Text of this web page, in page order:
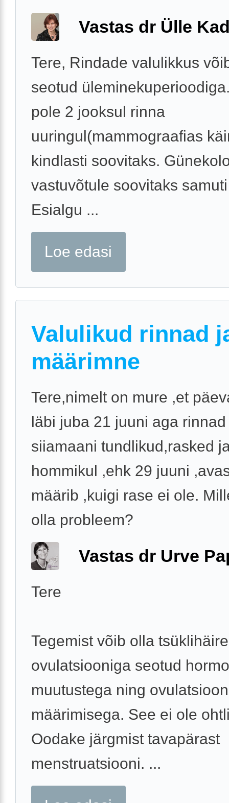
Vastas dr Ülle
Tere, Rindade valulikkus
seotud
pole 2 jooksul rinna
uuringul(mammograafias
kindlasti soovitaks.
vastuvõtule soovitaks
Esialgu ...
Loe edasi
Valulikud rinnad
määrimne
Tere,nimelt on mure ,et
läbi juba 21 juuni aga
siiamaani tundlikud,rasked
hommikul ,ehk 29 juuni
määrib ,kuigi rase ei ole.
olla probleem?
Vastas dr Urve
Tere
Tegemist võib olla
ovulatsiooniga seotud
muutustega ning
määrimisega. See ei ole
Oodake järgmist tavapärast
menstruatsiooni. ...